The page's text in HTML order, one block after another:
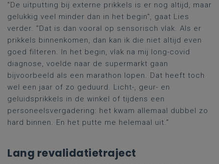
"De uitputting bij externe prikkels is er nog altijd, maar
gelukkig veel minder dan in het begin", gaat Lies
verder. "Dat is dan vooral op sensorisch vlak. Als er
prikkels binnenkomen, dan kan ik die niet altijd even
goed filteren. In het begin, vlak na mij long-covid
diagnose, voelde naar de supermarkt gaan
bijvoorbeeld als een marathon lopen. Dat heeft toch
wel een jaar of zo geduurd. Licht-, geur- en
geluidsprikkels in de winkel of tijdens een
personeelsvergadering: het kwam allemaal dubbel zo
hard binnen. En het putte me helemaal uit.”
Lang revalidatietraject